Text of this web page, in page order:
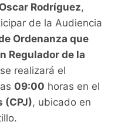
Oscar Rodríguez,
de la Audiencia
Ordenanza que
Regulador de la
realizará el
09:00 horas en el
(CPJ), ubicado en